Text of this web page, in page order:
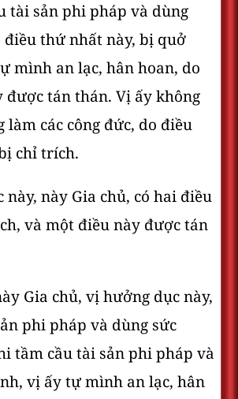
tài sản phi pháp và dùng
điều thứ nhất này, bị quở
mình an lạc, hân hoan, do
được tán thán. Vị ấy không
làm các công đức, do điều
chỉ trích.
này, này Gia chủ, có hai điều
và một điều này được tán
Gia chủ, vị hưởng dục này,
phi pháp và dùng sức
tầm cầu tài sản phi pháp và
vị ấy tự mình an lạc, hân